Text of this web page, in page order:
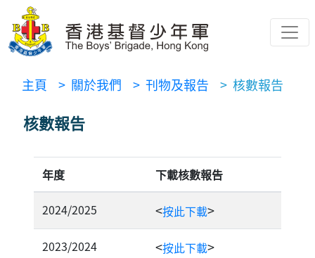
主頁 > 關於我們 > 刊物及報告 > 核數報告
核數報告
年度 下載核數報告
2024/2025 <按此下載>
2023/2024 <按此下載>